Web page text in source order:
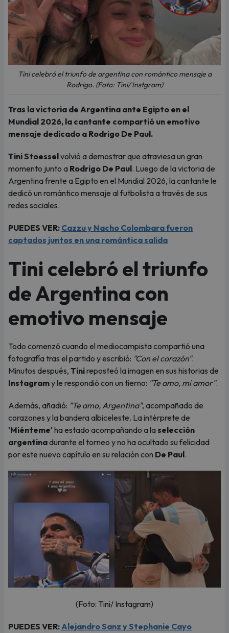
Tini celebró el triunfo de argentina con romántico mensaje a
Rodrigo. (Foto: Tini/ Instgram)
Tras la victoria de Argentina ante Egipto en el
Mundial 2026, la cantante compartió un emotivo
mensaje dedicado a Rodrigo De Paul.
Tini Stoesselvolvió a demostrar que atraviesa un gran
momento junto a Rodrigo De Paul. Luego de la victoria de
Argentina frente a Egipto en el Mundial 2026, la cantante le
dedicó un romántico mensaje al futbolista a través de sus
redes sociales.
PUEDES VER: Cazzu y Nacho Colombara fueron
captados juntos en una romántica salida
Tini celebró el triunfo
de Argentina con
emotivo mensaje
Todo comenzó cuando el mediocampista compartió una
fotografía tras el partido y escribió: "Con el corazón".
Minutos después, Tinireposteó la imagen en sus historias de
Instagramy le respondió con un tierno: "Te amo, mi amor".
Además, añadió: "Te amo, Argentina", acompañado de
corazones y la bandera albiceleste. La intérprete de
'Miénteme' ha estado acompañando a laselección
argentinadurante el torneo y no ha ocultado su felicidad
por este nuevo capítulo en su relación con De Paul.
(Foto: Tini/ Instagram)
PUEDES VER:Alejandro Sanz y Stephanie Cayo